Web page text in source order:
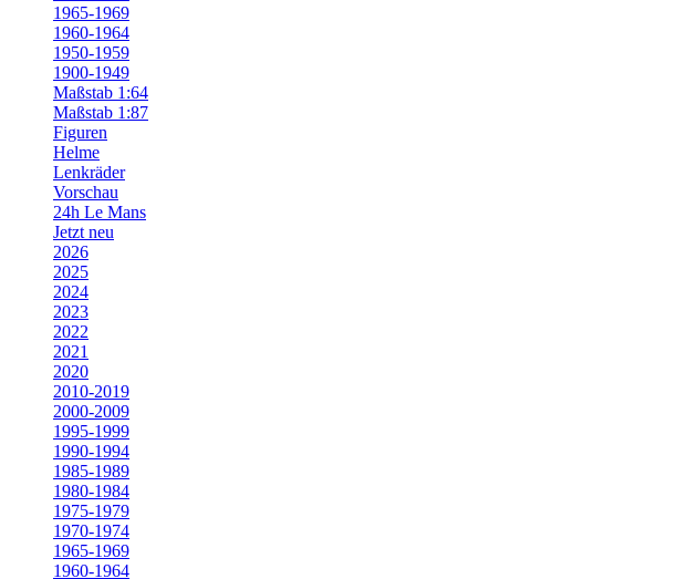
1965-1969
1960-1964
1950-1959
1900-1949
Maßstab 1:64
Maßstab 1:87
Figuren
Helme
Lenkräder
Vorschau
24h Le Mans
Jetzt neu
2026
2025
2024
2023
2022
2021
2020
2010-2019
2000-2009
1995-1999
1990-1994
1985-1989
1980-1984
1975-1979
1970-1974
1965-1969
1960-1964